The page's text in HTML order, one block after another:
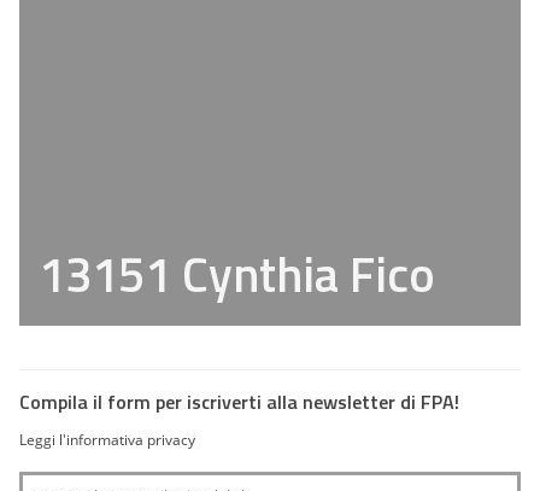
13151 Cynthia Fico
Compila il form per iscriverti alla newsletter di FPA!
Leggi l'informativa privacy